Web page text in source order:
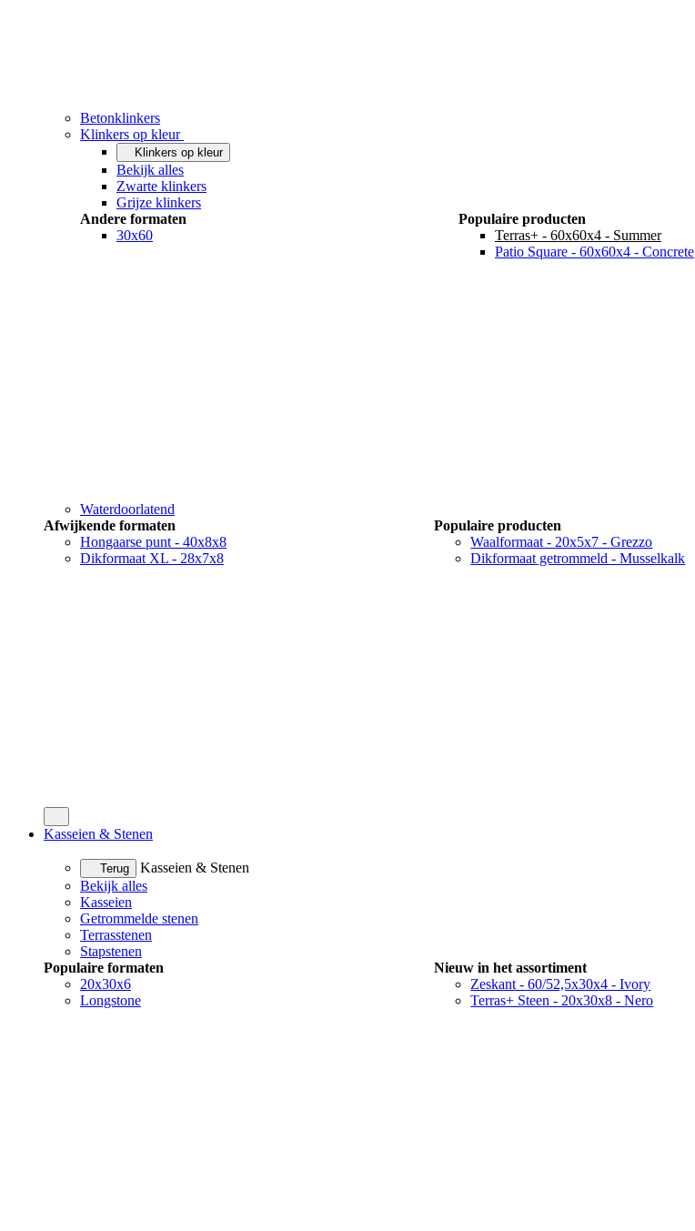
Betonklinkers
Klinkers op kleur
Klinkers op kleur
Bekijk alles
Zwarte klinkers
Grijze klinkers
Andere formaten
30x60
Populaire producten
Terras+ - 60x60x4 - Summer
Patio Square - 60x60x4 - Concrete
Waterdoorlatend
Afwijkende formaten
Hongaarse punt - 40x8x8
Dikformaat XL - 28x7x8
Populaire producten
Waalformaat - 20x5x7 - Grezzo
Dikformaat getrommeld - Musselkalk
Kasseien & Stenen
Terug
Kasseien & Stenen
Bekijk alles
Kasseien
Getrommelde stenen
Terrasstenen
Stapstenen
Populaire formaten
20x30x6
Longstone
Nieuw in het assortiment
Zeskant - 60/52,5x30x4 - Ivory
Terras+ Steen - 20x30x8 - Nero